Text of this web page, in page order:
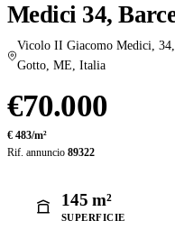
Medici 34,
Vicolo II Giacomo Medici,
Gotto, ME, Italia
€70.000
€ 483/m²
Rif. annuncio 89322
145 m²
SUPERFICIE